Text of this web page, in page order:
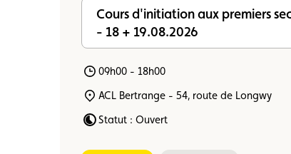
Cours d'initiation aux premiers
- 18 + 19.08.2026
09h00 - 18h00
ACL Bertrange - 54, route de Longwy
Statut : Ouvert